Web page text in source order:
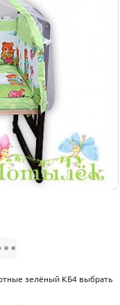
зелёный КБ4 выбрать